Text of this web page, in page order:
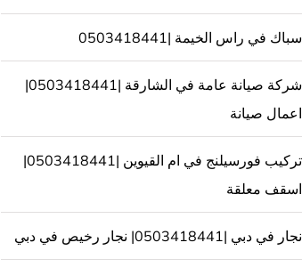
سباك في راس الخيمة |0503418441
شركة صيانة عامة في الشارقة |0503418441|
اعمال صيانة
تركيب فورسيلنج في ام القيوين |0503418441|
اسقف معلقة
نجار في دبي |0503418441| نجار رخيص في دبي